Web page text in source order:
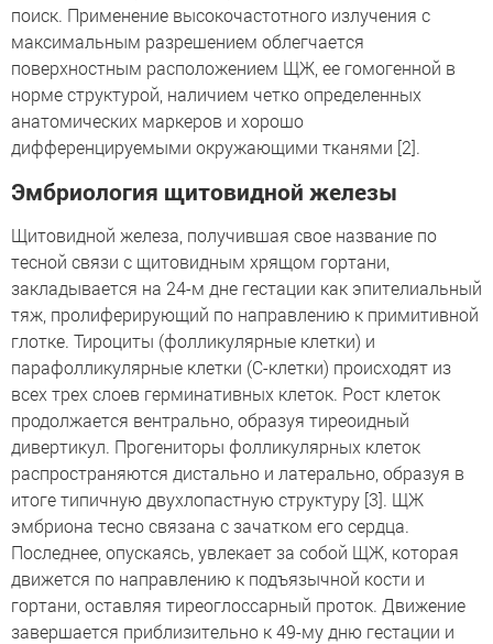
поиск. Применение высокочастотного излучения с
максимальным разрешением облегчается
поверхностным расположением ЩЖ, ее гомогенной в
норме структурой, наличием четко определенных
анатомических маркеров и хорошо
дифференцируемыми окружающими тканями [2].
Эмбриология щитовидной железы
Щитовидной железа, получившая свое название по
тесной связи с щитовидным хрящом гортани,
закладывается на 24-м дне гестации как эпителиальный
тяж, пролиферирующий по направлению к примитивной
глотке. Тироциты (фолликулярные клетки) и
парафолликулярные клетки (С-клетки) происходят из
всех трех слоев герминативных клеток. Рост клеток
продолжается вентрально, образуя тиреоидный
дивертикул. Прогениторы фолликулярных клеток
распространяются дистально и латерально, образуя в
итоге типичную двухлопастную структуру [3]. ЩЖ
эмбриона тесно связана с зачатком его сердца.
Последнее, опускаясь, увлекает за собой ЩЖ, которая
движется по направлению к подъязычной кости и
гортани, оставляя тиреоглоссарный проток. Движение
завершается приблизительно к 49-му дню гестации и